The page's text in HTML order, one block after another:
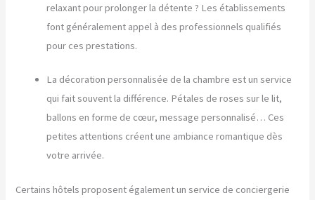
relaxant pour prolonger la détente ? Les établissements
font généralement appel à des professionnels qualifiés
pour ces prestations.
La décoration personnalisée de la chambre est un service
qui fait souvent la différence. Pétales de roses sur le lit,
ballons en forme de cœur, message personnalisé… Ces
petites attentions créent une ambiance romantique dès
votre arrivée.
Certains hôtels proposent également un service de conciergerie